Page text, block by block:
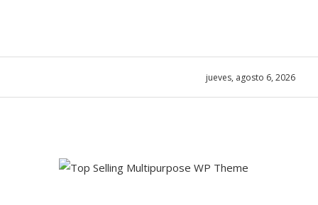
jueves, agosto 6, 2026